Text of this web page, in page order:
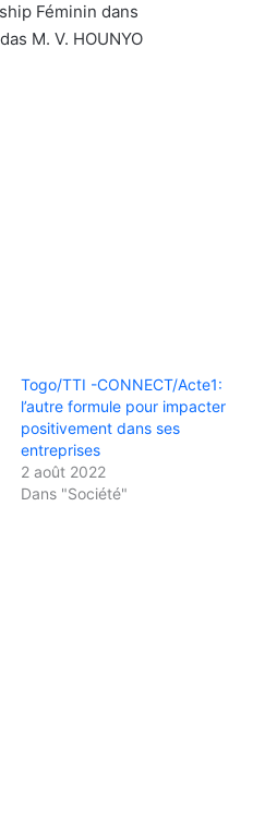
Féminin dans
M. V. HOUNYO
Togo/TTI -CONNECT/Acte1:
l’autre formule pour impacter
positivement dans ses
entreprises
2 août 2022
Dans "Société"